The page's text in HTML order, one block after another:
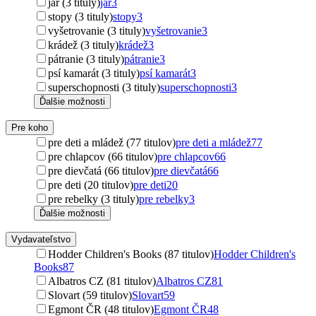
stopy (3 tituly)stopy3
vyšetrovanie (3 tituly)vyšetrovanie3
krádež (3 tituly)krádež3
pátranie (3 tituly)pátranie3
psí kamarát (3 tituly)psí kamarát3
superschopnosti (3 tituly)superschopnosti3
Ďalšie možnosti
Pre koho
pre deti a mládež (77 titulov)pre deti a mládež77
pre chlapcov (66 titulov)pre chlapcov66
pre dievčatá (66 titulov)pre dievčatá66
pre deti (20 titulov)pre deti20
pre rebelky (3 tituly)pre rebelky3
Ďalšie možnosti
Vydavateľstvo
Hodder Children's Books (87 titulov)Hodder Children's
Books87
Albatros CZ (81 titulov)Albatros CZ81
Slovart (59 titulov)Slovart59
Egmont ČR (48 titulov)Egmont ČR48